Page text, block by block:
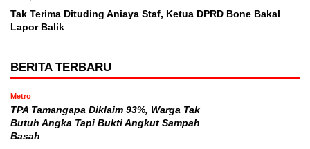
Tak Terima Dituding Aniaya Staf, Ketua DPRD Bone Bakal
Lapor Balik
BERITA TERBARU
Metro
TPA Tamangapa Diklaim 93%, Warga Tak
Butuh Angka Tapi Bukti Angkut Sampah
Basah